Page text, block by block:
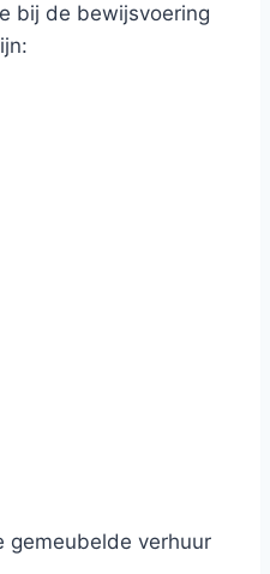
bij de bewijsvoering
gemeubelde verhuur